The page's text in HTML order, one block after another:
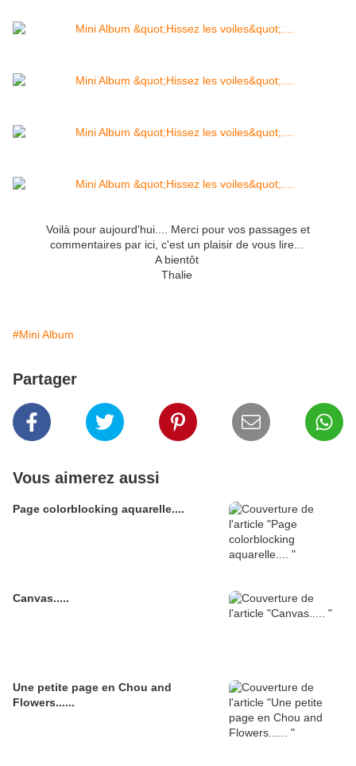
Voilà pour aujourd'hui.... Merci pour vos passages et
commentaires par ici, c'est un plaisir de vous lire...
A bientôt
Thalie
#Mini Album
Partager
Vous aimerez aussi
Page colorblocking aquarelle....
Canvas.....
Une petite page en Chou and
Flowers......